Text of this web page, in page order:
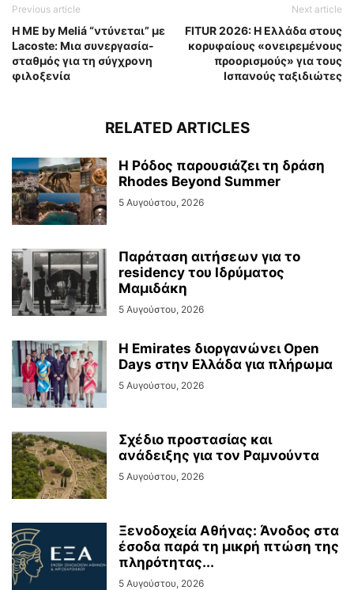
Previous article
H ME by Meliá “ντύνεται” με
Lacoste: Μια συνεργασία-
σταθμός για τη σύγχρονη
φιλοξενία
Next article
FITUR 2026: Η Ελλάδα στους
κορυφαίους «ονειρεμένους
προορισμούς» για τους
Ισπανούς ταξιδιώτες
RELATED ARTICLES
Η Ρόδος παρουσιάζει τη δράση
Rhodes Beyond Summer
5 Αυγούστου, 2026
Παράταση αιτήσεων για το
residency του Ιδρύματος
Μαμιδάκη
5 Αυγούστου, 2026
Η Emirates διοργανώνει Open
Days στην Ελλάδα για πλήρωμα
5 Αυγούστου, 2026
Σχέδιο προστασίας και
ανάδειξης για τον Ραμνούντα
5 Αυγούστου, 2026
Ξενοδοχεία Αθήνας: Άνοδος στα
έσοδα παρά τη μικρή πτώση της
πληρότητας...
5 Αυγούστου, 2026